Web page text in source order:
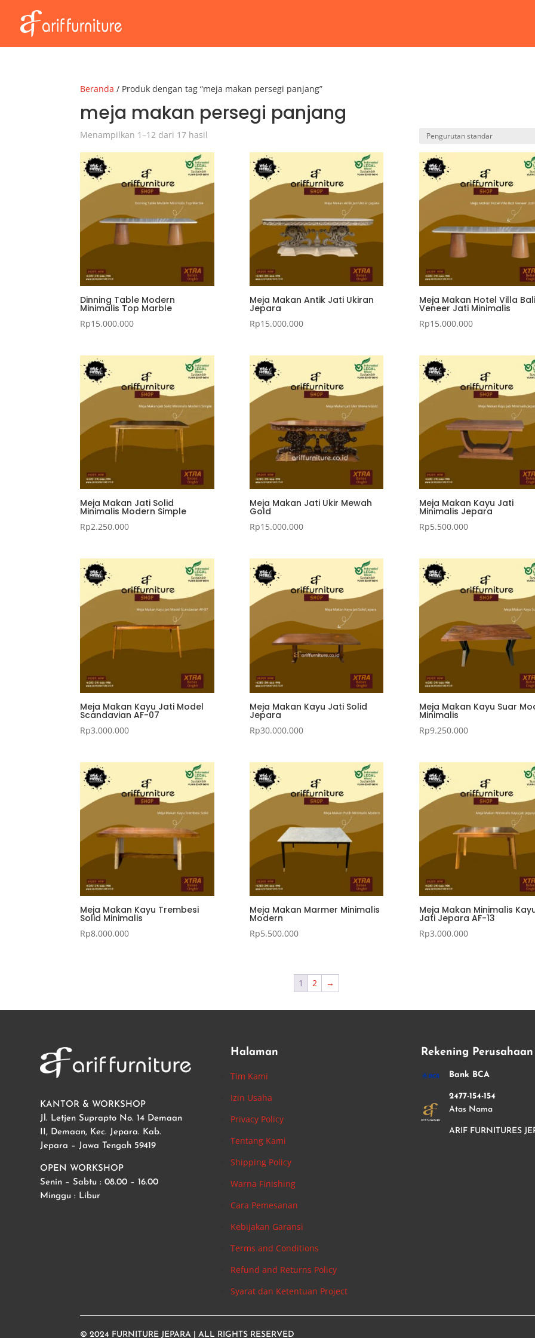
Beranda / Produk dengan tag “meja makan persegi panjang”
meja makan persegi panjang
Menampilkan 1–12 dari 17 hasil
Dinning Table Modern
Minimalis Top Marble
Rp15.000.000
Meja Makan Antik Jati Ukiran
Jepara
Rp15.000.000
Meja Makan Hotel Villa Bali
Veneer Jati Minimalis
Rp15.000.000
Meja Makan Jati Solid
Minimalis Modern Simple
Rp2.250.000
Meja Makan Jati Ukir Mewah
Gold
Rp15.000.000
Meja Makan Kayu Jati
Minimalis Jepara
Rp5.500.000
Meja Makan Kayu Jati Model
Scandavian AF-07
Rp3.000.000
Meja Makan Kayu Jati Solid
Jepara
Rp30.000.000
Meja Makan Kayu Suar
Minimalis
Rp9.250.000
Meja Makan Kayu Trembesi
Solid Minimalis
Rp8.000.000
Meja Makan Marmer Minimalis
Modern
Rp5.500.000
Meja Makan Minimalis
Jati Jepara AF-13
Rp3.000.000
1 2 →
KANTOR & WORKSHOP
Jl. Letjen Suprapto No. 14 Demaan
II, Demaan, Kec. Jepara. Kab.
Jepara – Jawa Tengah 59419
OPEN WORKSHOP
Senin – Sabtu : 08.00 – 16.00
Minggu : Libur
Halaman
Tim Kami
Izin Usaha
Privacy Policy
Tentang Kami
Shipping Policy
Warna Finishing
Cara Pemesanan
Kebijakan Garansi
Terms and Conditions
Refund and Returns Policy
Syarat dan Ketentuan Project
Rekening Perusahaan
Bank BCA
2477-154-154
Atas Nama
ARIF FURNITURES
© 2024 FURNITURE JEPARA | ALL RIGHTS RESERVED